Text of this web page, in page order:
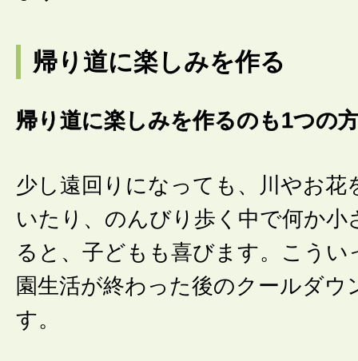
帰り道に楽しみを作る
帰り道に楽しみを作るのも1つの
少し遠回りになっても、川やお花
いたり、のんびり歩く中で何か小
ると、子どもも喜びます。こうい
園生活が終わった後のクールダウ
す。